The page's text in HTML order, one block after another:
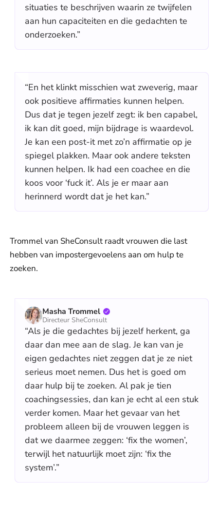
situaties te beschrijven waarin ze twijfelen
aan hun capaciteiten en die gedachten te
onderzoeken.”
“En het klinkt misschien wat zweverig, maar
ook positieve affirmaties kunnen helpen.
Dus dat je tegen jezelf zegt: ik ben capabel,
ik kan dit goed, mijn bijdrage is waardevol.
Je kan een post-it met zo’n affirmatie op je
spiegel plakken. Maar ook andere teksten
kunnen helpen. Ik had een coachee en die
koos voor ‘fuck it’. Als je er maar aan
herinnerd wordt dat je het kan.”
Trommel van SheConsult raadt vrouwen die last
hebben van impostergevoelens aan om hulp te
zoeken.
Masha Trommel
Directeur SheConsult
“Als je die gedachtes bij jezelf herkent, ga
daar dan mee aan de slag. Je kan van je
eigen gedachtes niet zeggen dat je ze niet
serieus moet nemen. Dus het is goed om
daar hulp bij te zoeken. Al pak je tien
coachingsessies, dan kan je echt al een stuk
verder komen. Maar het gevaar van het
probleem alleen bij de vrouwen leggen is
dat we daarmee zeggen: ‘fix the women’,
terwijl het natuurlijk moet zijn: ‘fix the
system’.”